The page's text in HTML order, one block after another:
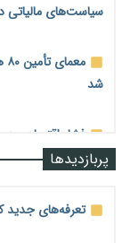
سیاست‌های مالیاتی
شد
درصد رسید
رشد ۷۵
پربازدیدها
تعرفه‌های جدید